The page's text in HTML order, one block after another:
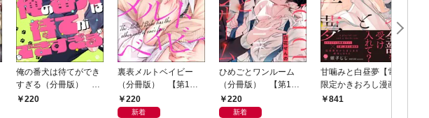
俺の番犬は待てができ
すぎる（分冊版）
【第1話】
220
裏表メルトベイビー
（分冊版） 【第1
話】220
新着
ひめごとワンルーム
（分冊版） 【第1
話】220
新着
甘噛みと白昼夢【電子
限定かきおろし漫画3P
付】841